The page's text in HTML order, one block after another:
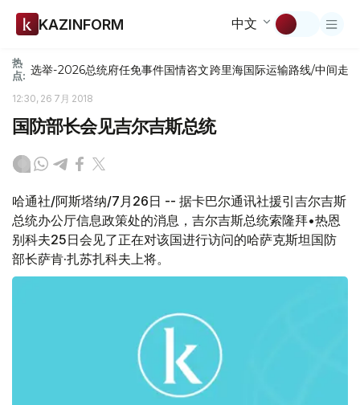
KAZINFORM 中文
热
点: 选举-2026总统府任免事件国情咨文跨里海国际运输路线/中间走廊
12:30, 26 7月 2018
国防部长会见吉尔吉斯总统
哈通社/阿斯塔纳/7月26日 -- 据卡巴尔通讯社援引吉尔吉斯
总统办公厅信息政策处的消息，吉尔吉斯总统索隆拜•热恩
别科夫25日会见了正在对该国进行访问的哈萨克斯坦国防
部长萨肯·扎苏扎科夫上将。